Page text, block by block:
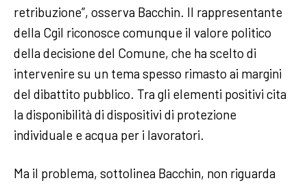
retribuzione”, osserva Bacchin. Il rappresentante
della Cgil riconosce comunque il valore politico
della decisione del Comune, che ha scelto di
intervenire su un tema spesso rimasto ai margini
del dibattito pubblico. Tra gli elementi positivi cita
la disponibilità di dispositivi di protezione
individuale e acqua per i lavoratori.
Ma il problema, sottolinea Bacchin, non riguarda